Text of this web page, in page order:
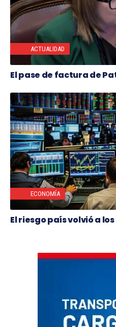
ACTUALIDAD
El pase de factura de
ECONOMÍA
El riesgo país volvió a